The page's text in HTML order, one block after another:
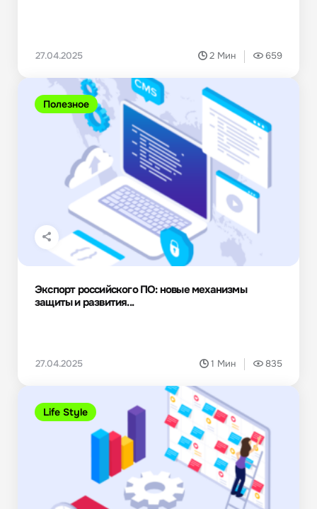
27.04.2025 2 Мин 659
Полезное
Экспорт российского ПО: новые механизмы
защиты и развития...
27.04.2025 1 Мин 835
Life Style